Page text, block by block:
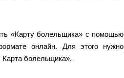
«Карту болельщика» с помощью
онлайн. Для этого нужно
Карта болельщика».